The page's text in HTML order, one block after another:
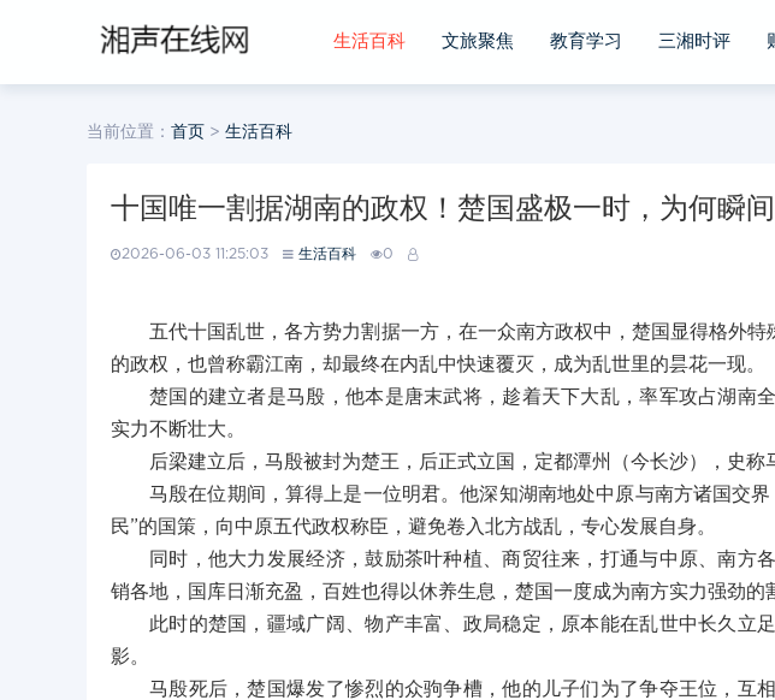
生活百科 文旅聚焦 教育学习 三湘时评
当前位置： 首页 > 生活百科
十国唯一割据湖南的政权！楚国盛极一时，为何瞬
2026-06-03 11:25:03 生活百科 0
五代十国乱世，各方势力割据一方，在一众南方政权中，楚国显得格外
的政权，也曾称霸江南，却最终在内乱中快速覆灭，成为乱世里的昙花一现。
楚国的建立者是马殷，他本是唐末武将，趁着天下大乱，率军攻占湖南
实力不断壮大。
后梁建立后，马殷被封为楚王，后正式立国，定都潭州（今长沙），史称
马殷在位期间，算得上是一位明君。他深知湖南地处中原与南方诸国交
民”的国策，向中原五代政权称臣，避免卷入北方战乱，专心发展自身。
同时，他大力发展经济，鼓励茶叶种植、商贸往来，打通与中原、南方
销各地，国库日渐充盈，百姓也得以休养生息，楚国一度成为南方实力强劲的
此时的楚国，疆域广阔、物产丰富、政局稳定，原本能在乱世中长久立
影。
马殷死后，楚国爆发了惨烈的众驹争槽，他的儿子们为了争夺王位，互